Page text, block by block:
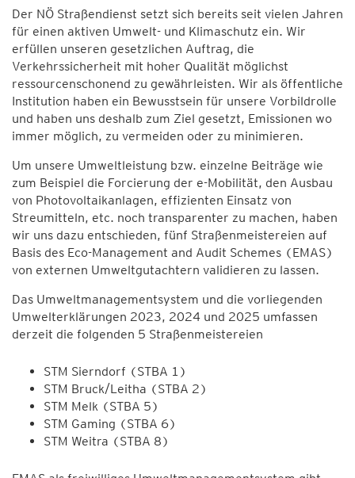
Der NÖ Straßendienst setzt sich bereits seit vielen Jahren
für einen aktiven Umwelt- und Klimaschutz ein. Wir
erfüllen unseren gesetzlichen Auftrag, die
Verkehrssicherheit mit hoher Qualität möglichst
ressourcenschonend zu gewährleisten. Wir als öffentliche
Institution haben ein Bewusstsein für unsere Vorbildrolle
und haben uns deshalb zum Ziel gesetzt, Emissionen wo
immer möglich, zu vermeiden oder zu minimieren.
Um unsere Umweltleistung bzw. einzelne Beiträge wie
zum Beispiel die Forcierung der e-Mobilität, den Ausbau
von Photovoltaikanlagen, effizienten Einsatz von
Streumitteln, etc. noch transparenter zu machen, haben
wir uns dazu entschieden, fünf Straßenmeistereien auf
Basis des Eco-Management and Audit Schemes (EMAS)
von externen Umweltgutachtern validieren zu lassen.
Das Umweltmanagementsystem und die vorliegenden
Umwelterklärungen 2023, 2024 und 2025 umfassen
derzeit die folgenden 5 Straßenmeistereien
STM Sierndorf (STBA 1)
STM Bruck/Leitha (STBA 2)
STM Melk (STBA 5)
STM Gaming (STBA 6)
STM Weitra (STBA 8)